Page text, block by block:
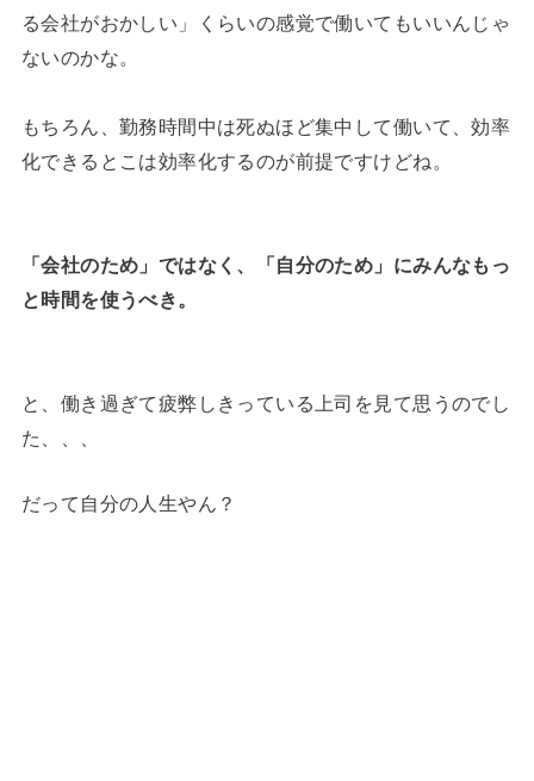
る会社がおかしい」くらいの感覚で働いてもいいんじゃ
ないのかな。
もちろん、勤務時間中は死ぬほど集中して働いて、効率
化できるとこは効率化するのが前提ですけどね。
「会社のため」ではなく、「自分のため」にみんなもっ
と時間を使うべき。
と、働き過ぎて疲弊しきっている上司を見て思うのでし
た、、、
だって自分の人生やん？